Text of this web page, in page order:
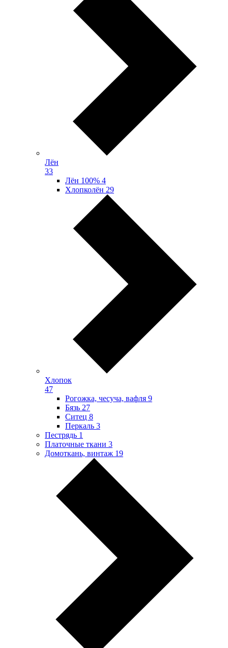
Лён
33
Лён 100% 4
Хлопколён 29
Хлопок
47
Рогожка, чесуча, вафля 9
Бязь 27
Ситец 8
Перкаль 3
Пестрядь 1
Платочные ткани 3
Домоткань, винтаж 19